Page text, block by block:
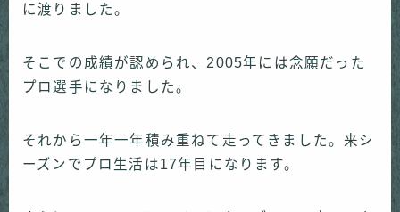
に渡りました。
そこでの成績が認められ、2005年には念願だった
プロ選手になりました。
それから一年一年積み重ねて走ってきました。来シ
ーズンでプロ生活は17年目になります。